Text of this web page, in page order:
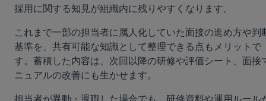
採用に関する知見が組織内に残りやすくなります。
これまで一部の担当者に属人化していた面接の進め方や判
基準を、共有可能な知識として整理できる点もメリットで
す。蓄積した内容は、次回以降の研修や評価シート、面接
ニュアルの改善にも生かせます。
担当者が異動・退職した場合でも、研修資料や運用ルール